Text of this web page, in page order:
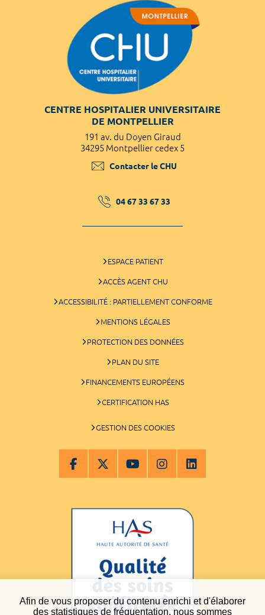
Afin de vous proposer du contenu enrichi et d'élaborer
des statistiques de fréquentation, nous sommes
CENTRE HOSPITALIER UNIVERSITAIRE
DE MONTPELLIER
191 av. du Doyen Giraud
34295 Montpellier cedex 5
Contacter le CHU
04 67 33 67 33
ESPACE PATIENT
ACCÈS AGENT CHU
ACCESSIBILITÉ : PARTIELLEMENT CONFORME
MENTIONS LÉGALES
PROTECTION DES DONNÉES
PLAN DU SITE
FINANCEMENTS EUROPÉENS
CERTIFICATION HAS
GESTION DES COOKIES